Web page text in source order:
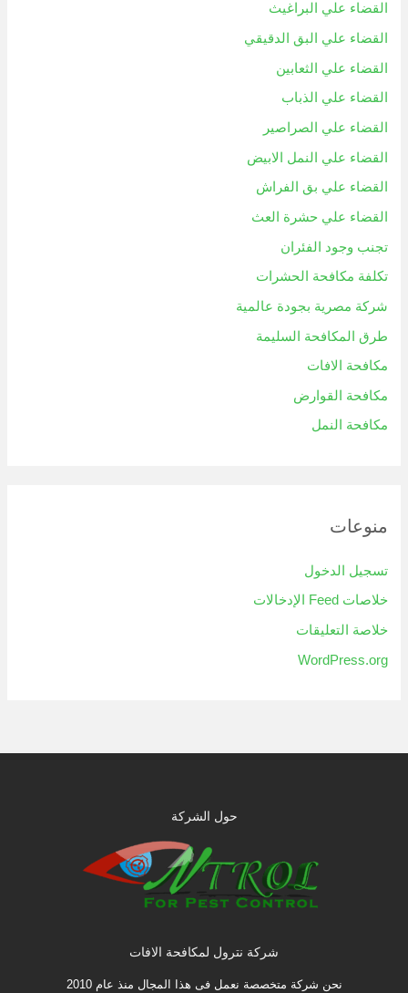
القضاء علي البراغيث
القضاء علي البق الدقيقي
القضاء علي الثعابين
القضاء علي الذباب
القضاء علي الصراصير
القضاء علي النمل الابيض
القضاء علي بق الفراش
القضاء علي حشرة العث
تجنب وجود الفئران
تكلفة مكافحة الحشرات
شركة مصرية بجودة عالمية
طرق المكافحة السليمة
مكافحة الافات
مكافحة القوارض
مكافحة النمل
منوعات
تسجيل الدخول
خلاصات Feed الإدخالات
خلاصة التعليقات
WordPress.org
حول الشركة
شركة نترول لمكافحة الافات
نحن شركة متخصصة نعمل فى هذا المجال منذ عام 2010